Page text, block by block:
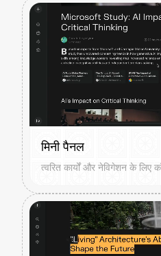
मिनी पैनल
त्वरित कार्यों और नेविगेशन के लिए